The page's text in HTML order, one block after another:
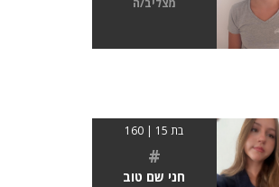
מצליב/ה
בת 15 | 160
#
חני שם טוב